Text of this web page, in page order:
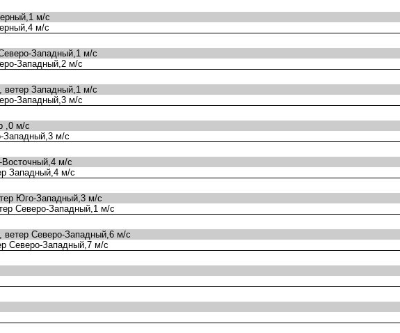
м/с
м/с
Западный,1 м/с
Западный,2 м/с
Западный,1 м/с
Западный,3 м/с
,0 м/с
Западный,3 м/с
м/с
Западный,4 м/с
Юго-Западный,3 м/с
Северо-Западный,1 м/с
Северо-Западный,6 м/с
Северо-Западный,7 м/с